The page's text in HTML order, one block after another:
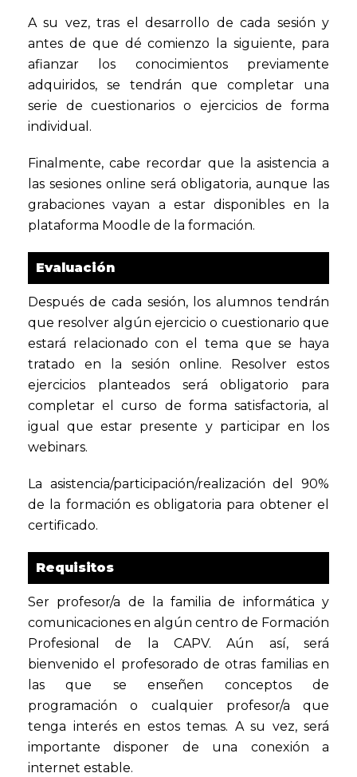
A su vez, tras el desarrollo de cada sesión y
antes de que dé comienzo la siguiente, para
afianzar los conocimientos previamente
adquiridos, se tendrán que completar una
serie de cuestionarios o ejercicios de forma
individual.
Finalmente, cabe recordar que la asistencia a
las sesiones online será obligatoria, aunque las
grabaciones vayan a estar disponibles en la
plataforma Moodle de la formación.
Evaluación
Después de cada sesión, los alumnos tendrán
que resolver algún ejercicio o cuestionario que
estará relacionado con el tema que se haya
tratado en la sesión online. Resolver estos
ejercicios planteados será obligatorio para
completar el curso de forma satisfactoria, al
igual que estar presente y participar en los
webinars.
La asistencia/participación/realización del 90%
de la formación es obligatoria para obtener el
certificado.
Requisitos
Ser profesor/a de la familia de informática y
comunicaciones en algún centro de Formación
Profesional de la CAPV. Aún así, será
bienvenido el profesorado de otras familias en
las que se enseñen conceptos de
programación o cualquier profesor/a que
tenga interés en estos temas. A su vez, será
importante disponer de una conexión a
internet estable.